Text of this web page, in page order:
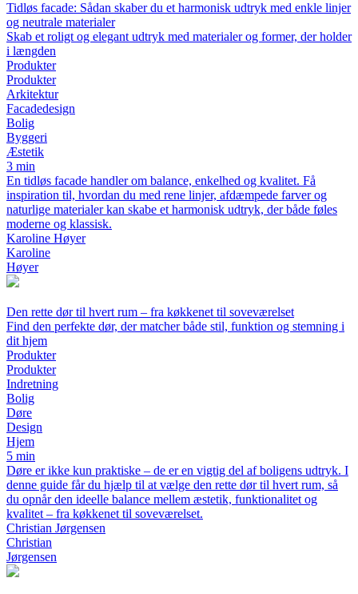
Tidløs facade: Sådan skaber du et harmonisk udtryk med enkle linjer
og neutrale materialer
Skab et roligt og elegant udtryk med materialer og former, der holder
i længden
Produkter
Produkter
Arkitektur
Facadedesign
Bolig
Byggeri
Æstetik
3 min
En tidløs facade handler om balance, enkelhed og kvalitet. Få
inspiration til, hvordan du med rene linjer, afdæmpede farver og
naturlige materialer kan skabe et harmonisk udtryk, der både føles
moderne og klassisk.
Karoline Høyer
Karoline
Høyer
Den rette dør til hvert rum – fra køkkenet til soveværelset
Find den perfekte dør, der matcher både stil, funktion og stemning i
dit hjem
Produkter
Produkter
Indretning
Bolig
Døre
Design
Hjem
5 min
Døre er ikke kun praktiske – de er en vigtig del af boligens udtryk. I
denne guide får du hjælp til at vælge den rette dør til hvert rum, så
du opnår den ideelle balance mellem æstetik, funktionalitet og
kvalitet – fra køkkenet til soveværelset.
Christian Jørgensen
Christian
Jørgensen